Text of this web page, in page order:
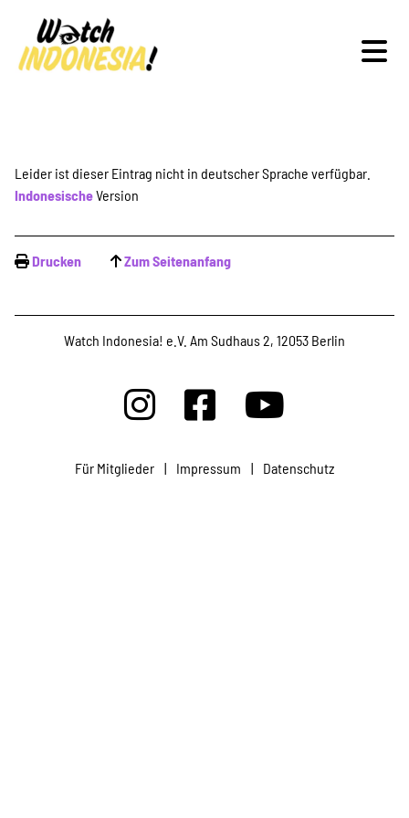
Schwerpunkte
Veranstaltungen
Publikationen
Projekte
Leider ist dieser Eintrag nicht in deutscher Sprache verfügbar.
IndonesischeVersion
Drucken Zum Seitenanfang
Watch Indonesia! e.V. Am Sudhaus 2, 12053 Berlin
Für Mitglieder | Impressum | Datenschutz